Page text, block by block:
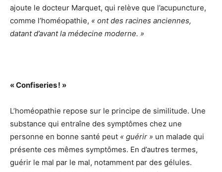
ajoute le docteur Marquet, qui relève que l’acupuncture,
comme l’homéopathie, « ont des racines anciennes,
datant d’avant la médecine moderne. »
« Confiseries ! »
L’homéopathie repose sur le principe de similitude. Une
substance qui entraîne des symptômes chez une
personne en bonne santé peut « guérir » un malade qui
présente ces mêmes symptômes. En d’autres termes,
guérir le mal par le mal, notamment par des gélules.